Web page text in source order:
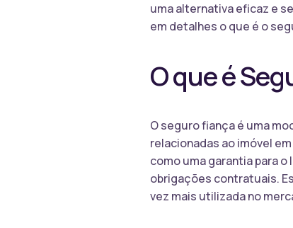
uma alternativa eficaz e
em detalhes o que é o
O que é
O seguro fiança é uma
relacionadas ao imóvel
como uma garantia para
obrigações contratuais.
vez mais utilizada no